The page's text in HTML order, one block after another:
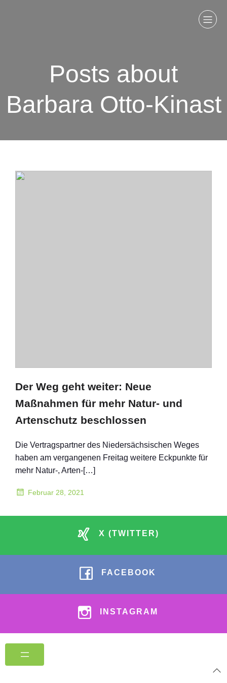
Posts about
Barbara Otto-Kinast
Der Weg geht weiter: Neue
Maßnahmen für mehr Natur- und
Artenschutz beschlossen
Die Vertragspartner des Niedersächsischen Weges
haben am vergangenen Freitag weitere Eckpunkte für
mehr Natur-, Arten-[…]
Februar 28, 2021
X (TWITTER)
FACEBOOK
INSTAGRAM